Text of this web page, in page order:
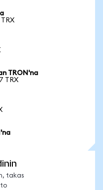
TRON'na
TRX
takas